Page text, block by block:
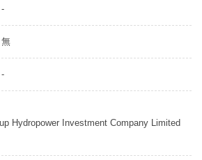
-
無
-
Hydropower Investment Company Limited